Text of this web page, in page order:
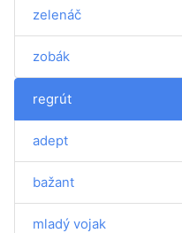
zelenáč
zobák
regrút
adept
bažant
mladý vojak